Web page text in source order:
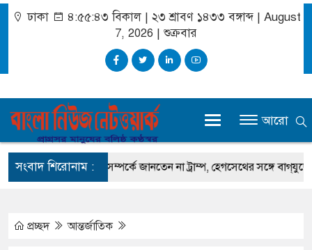
ঢাকা ৪:৫৫:৪৩ বিকাল| ২৩ শ্রাবণ ১৪৩৩ বঙ্গাব্দ | August
7, 2026 | শুক্রবার
আরো
সংবাদ শিরোনাম :
অস্ত্র-সংকট সম্পর্কে জানতেন না ট্রাম্প, হেগসেথের সঙ্গে বাগ্‌যুদ্ধে জড়ান
প্রচ্ছদ আন্তর্জাতিক